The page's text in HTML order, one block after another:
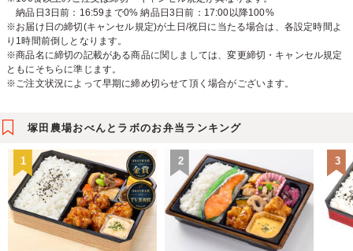
納品日3日前：16:59まで0% 納品日3日前：17:00以降100%
※お届け日の締切(キャンセル規定)が土日/祝日に当たる場合は、各設定時間よ
り1時間前倒しとなります。
※商品名に締切の記載がある商品に関しましては、変更締切・キャンセル規定
ともにそちらに準じます。
※ご注文状況によって早期に締め切らせて頂く場合がございます。
塚田農場おべんとラボのお弁当ランキング
1 2 3